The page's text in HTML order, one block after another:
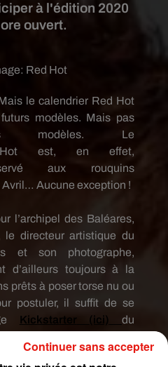
à l'édition 2020
ouvert.
Red Hot
le calendrier Red Hot
modèles. Mais pas
modèles.
Le
Hot
est, en effet,
aux rouquins
Avril… Aucune exception !
l’archipel des Baléares,
le directeur artistique du
et son photographe,
d’ailleurs toujours à la
prêts à poser torse nu ou
postuler, il suffit de se
Kickstarter (ici)
du
être résident européen et,
Continuer sans accepter